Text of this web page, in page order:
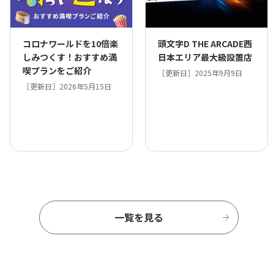
コロナワールドを10倍楽
しみつくす！おすすめ満
喫プランをご紹介
［更新日］2026年5月15日
頭文字D THE ARCADE西
日本エリア最大級設置店
［更新日］2025年9月9日
一覧を見る